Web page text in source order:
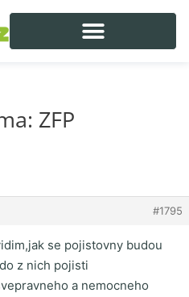
ZFP
#1795
se pojistovny budou
z nich pojisti
a nemocneho